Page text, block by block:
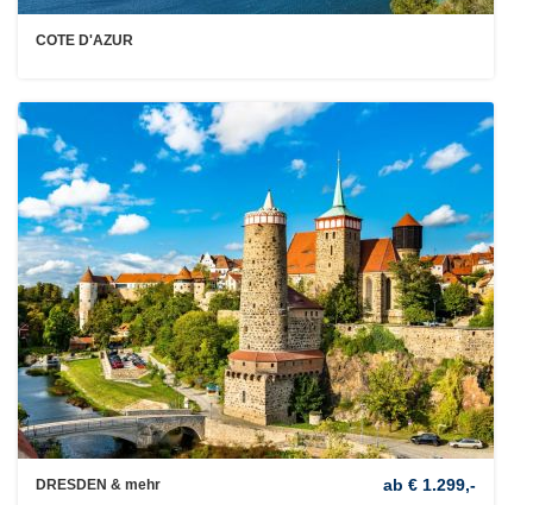
COTE D'AZUR
DRESDEN & mehr ab € 1.299,-